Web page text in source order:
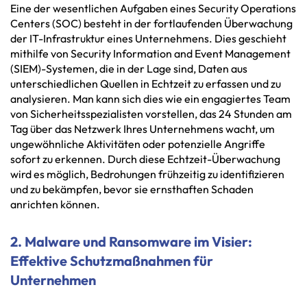
Eine der wesentlichen Aufgaben eines Security Operations
Centers (SOC) besteht in der fortlaufenden Überwachung
der IT-Infrastruktur eines Unternehmens. Dies geschieht
mithilfe von Security Information and Event Management
(SIEM)-Systemen, die in der Lage sind, Daten aus
unterschiedlichen Quellen in Echtzeit zu erfassen und zu
analysieren. Man kann sich dies wie ein engagiertes Team
von Sicherheitsspezialisten vorstellen, das 24 Stunden am
Tag über das Netzwerk Ihres Unternehmens wacht, um
ungewöhnliche Aktivitäten oder potenzielle Angriffe
sofort zu erkennen. Durch diese Echtzeit-Überwachung
wird es möglich, Bedrohungen frühzeitig zu identifizieren
und zu bekämpfen, bevor sie ernsthaften Schaden
anrichten können.
2. Malware und Ransomware im Visier:
Effektive Schutzmaßnahmen für
Unternehmen